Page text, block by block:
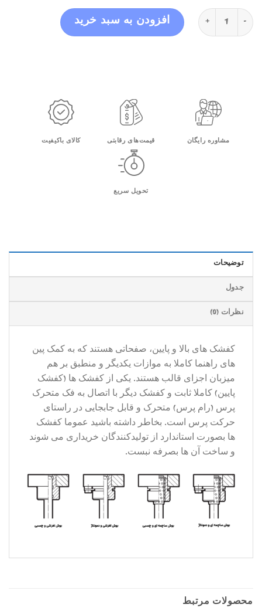
کفشک فولادی دوصفحه 200×400-C0809 عددافزودن به سبد خرید
مشاوره رایگان قیمت‌های رقابتی کالای باکیفیت
تحویل سریع
توضیحات
جدول
نظرات (0)
کفشک های بالا و پایین، صفحاتی هستند که به کمک پین
های راهنما کاملا به موازات یکدیگر و منطبق بر هم
میزبان اجزای قالب هستند. یکی از کفشک ها (کفشک
پایین) کاملا ثابت و کفشک دیگر با اتصال به فک متحرک
پرس (رام پرس) متحرک و قابل جابجایی در راستای
حرکت پرس است. بخاطر داشته باشید عموما کفشک
ها بصورت استاندارد از تولیدکنندگان خریداری می شوند
و ساخت آن ها بصرفه نبست.
محصولات مرتبط